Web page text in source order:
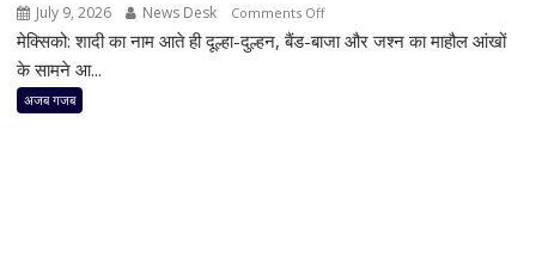
साफ
July 9, 2026 News Desk Comments Offon
मगरमच्छ
मेक्सिको: शादी का नाम आते ही दूल्हा-दुल्हन, बैंड-बाजा और जश्न का माहौल आंखों
के सामने आ...
अजब गजब